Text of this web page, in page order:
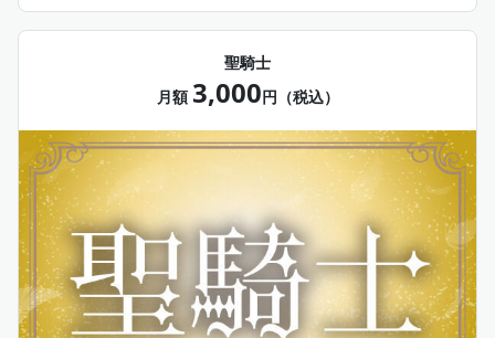
※日程は多少前後する場合がございます。
聖騎士
月額 3,000円（税込）